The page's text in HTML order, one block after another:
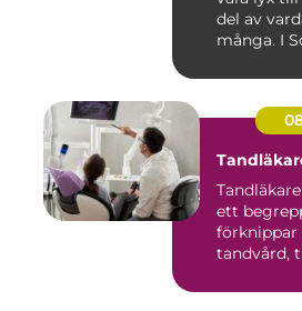
del av
många. I
ett
tandvård,